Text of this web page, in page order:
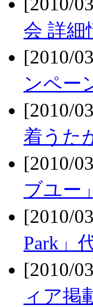
会 詳細
[2010/
ンペー
[2010/
着うた
[2010/
ブユー
[2010/
Park」
[2010/
ィア掲